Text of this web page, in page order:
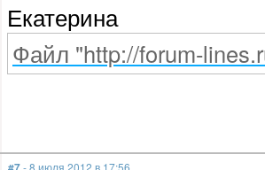
Екатерина
Файл "http://forum-
- 8 июля 2012 в 17:56